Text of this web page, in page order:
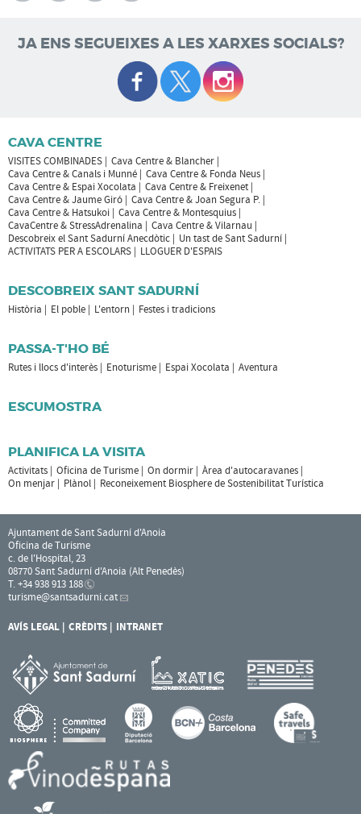
JA ENS SEGUEIXES A LES XARXES SOCIALS?
CAVA CENTRE
VISITES COMBINADES
Cava Centre & Blancher
Cava Centre & Canals i Munné
Cava Centre & Fonda Neus
Cava Centre & Espai Xocolata
Cava Centre & Freixenet
Cava Centre & Jaume Giró
Cava Centre & Joan Segura P.
Cava Centre & Hatsukoi
Cava Centre & Montesquius
CavaCentre & StressAdrenalina
Cava Centre & Vilarnau
Descobreix el Sant Sadurní Anecdòtic
Un tast de Sant Sadurní
ACTIVITATS PER A ESCOLARS
LLOGUER D'ESPAIS
DESCOBREIX SANT SADURNÍ
Història El poble L'entorn Festes i tradicions
PASSA-T'HO BÉ
Rutes i llocs d'interès Enoturisme Espai Xocolata Aventura
ESCUMOSTRA
PLANIFICA LA VISITA
Activitats Oficina de Turisme On dormir
Àrea d'autocaravanes
On menjar
Plànol Reconeixement Biosphere de Sostenibilitat Turística
Ajuntament de Sant Sadurní d'Anoia
Oficina de Turisme
c. de l'Hospital, 23
08770 Sant Sadurní d'Anoia (Alt Penedès)
T. +34 938 913 188
turisme@santsadurni.cat
AVÍS LEGAL CRÈDITS INTRANET